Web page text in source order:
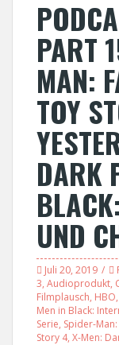
PART
MAN:
TOY
DARK
UND
Juli 20, 2019
3, Audioprodukt,
Filmplausch, HBO,
Men in Black:
Serie, Spider-
Story 4, X-Men: